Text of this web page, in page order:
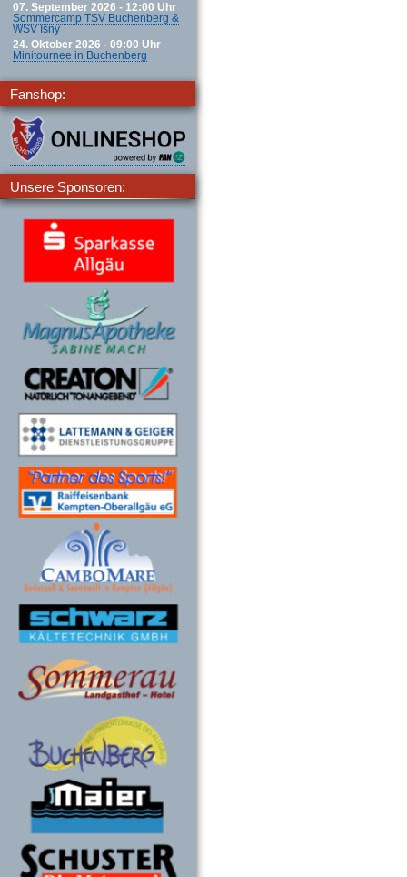
07. September 2026 - 12:00 Uhr
Sommercamp TSV Buchenberg &
WSV Isny
24. Oktober 2026 - 09:00 Uhr
Minitournee in Buchenberg
Fanshop:
Unsere Sponsoren: